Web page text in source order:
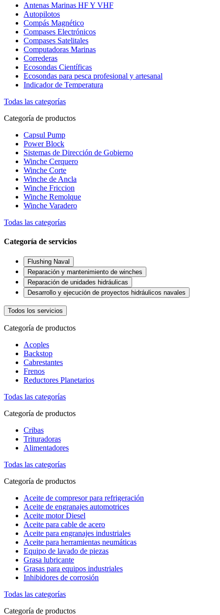
Antenas Marinas HF Y VHF
Autopilotos
Compás Magnético
Compases Electrónicos
Compases Satelitales
Computadoras Marinas
Correderas
Ecosondas Científicas
Ecosondas para pesca profesional y artesanal
Indicador de Temperatura
Todas las categorías
Categoría de productos
Capsul Pump
Power Block
Sistemas de Dirección de Gobierno
Winche Cerquero
Winche Corte
Winche de Ancla
Winche Friccion
Winche Remolque
Winche Varadero
Todas las categorías
Categoría de servicios
Flushing Naval
Reparación y mantenimiento de winches
Reparación de unidades hidráulicas
Desarrollo y ejecución de proyectos hidráulicos navales
Todos los servicios
Categoría de productos
Acoples
Backstop
Cabrestantes
Frenos
Reductores Planetarios
Todas las categorías
Categoría de productos
Cribas
Trituradoras
Alimentadores
Todas las categorías
Categoría de productos
Aceite de compresor para refrigeración
Aceite de engranajes automotrices
Aceite motor Diesel
Aceite para cable de acero
Aceite para engranajes industriales
Aceite para herramientas neumáticas
Equipo de lavado de piezas
Grasa lubricante
Grasas para equipos industriales
Inhibidores de corrosión
Todas las categorías
Categoría de productos